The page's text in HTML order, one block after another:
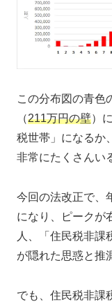
この分布図の青色
（211万円の壁）
税世帯」になるか
非常にたくさんい
今回の法改正で、
になり、ピークが
人、「住民税非課
が隠れた思惑と推
でも、住民税非課